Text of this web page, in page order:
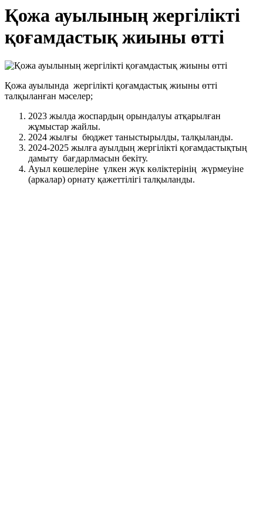
Қожа ауылының жергілікті
қоғамдастық жиыны өтті
Қожа ауылында жергілікті қоғамдастық жиыны өтті
талқыланған мәселер;
2023 жылда жоспардың орындалуы атқарылған
жұмыстар жайлы.
2024 жылғы бюджет таныстырылды, талқыланды.
2024-2025 жылға ауылдың жергілікті қоғамдастықтың
дамыту бағдарлмасын бекіту.
Ауыл көшелеріне үлкен жүк көліктерінің жүрмеуіне
(аркалар) орнату қажеттілігі талқыланды.